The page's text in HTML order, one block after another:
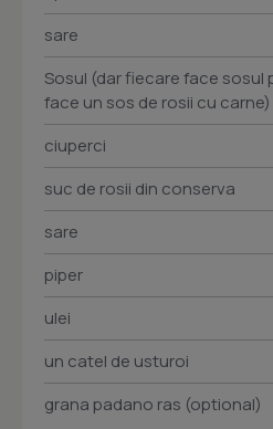
sare
Sosul (dar fiecare face sosul
face un sos de rosii cu carne)
ciuperci
suc de rosii din conserva
sare
piper
ulei
un catel de usturoi
grana padano ras (optional)